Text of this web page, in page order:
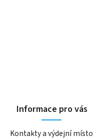
Informace pro vás
Kontakty a výdejní místo